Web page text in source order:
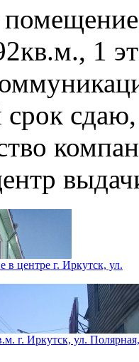
1
центре г. Иркутск, ул.
г....
г. Иркутск, ул. Полярная,